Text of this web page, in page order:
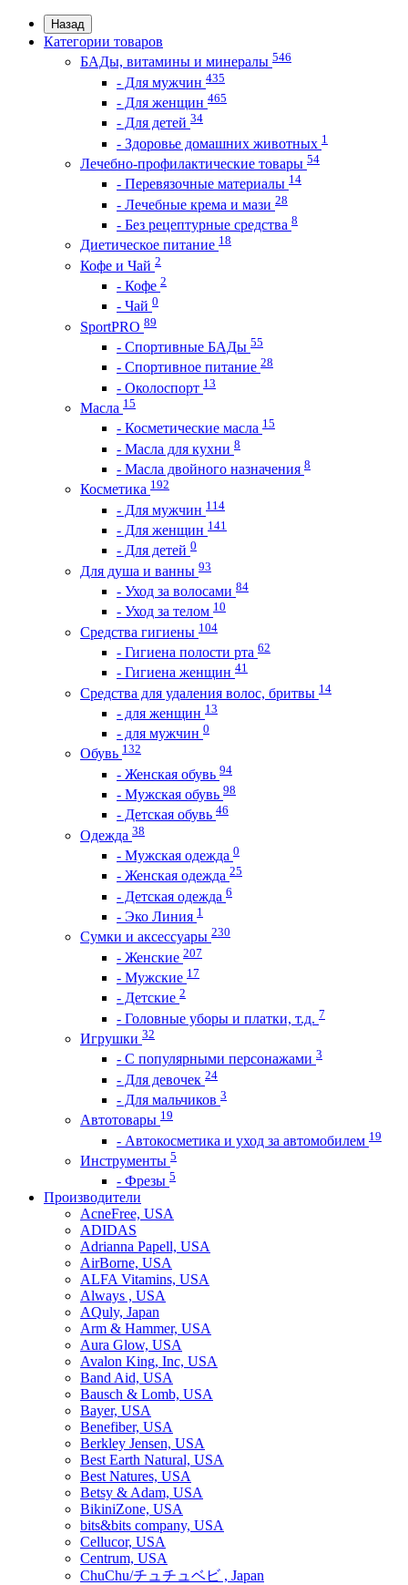
Назад
Категории товаров
БАДы, витамины и минералы 546
- Для мужчин 435
- Для женщин 465
- Для детей 34
- Здоровье домашних животных 1
Лечебно-профилактические товары 54
- Перевязочные материалы 14
- Лечебные крема и мази 28
- Без рецептурные средства 8
Диетическое питание 18
Кофе и Чай 2
- Кофе 2
- Чай 0
SportPRO 89
- Спортивные БАДы 55
- Спортивное питание 28
- Околоспорт 13
Масла 15
- Косметические масла 15
- Масла для кухни 8
- Масла двойного назначения 8
Косметика 192
- Для мужчин 114
- Для женщин 141
- Для детей 0
Для душа и ванны 93
- Уход за волосами 84
- Уход за телом 10
Средства гигиены 104
- Гигиена полости рта 62
- Гигиена женщин 41
Средства для удаления волос, бритвы 14
- для женщин 13
- для мужчин 0
Обувь 132
- Женская обувь 94
- Мужская обувь 98
- Детская обувь 46
Одежда 38
- Мужская одежда 0
- Женская одежда 25
- Детская одежда 6
- Эко Линия 1
Сумки и аксессуары 230
- Женские 207
- Мужские 17
- Детские 2
- Головные уборы и платки, т.д. 7
Игрушки 32
- С популярными персонажами 3
- Для девочек 24
- Для мальчиков 3
Автотовары 19
- Автокосметика и уход за автомобилем 19
Инструменты 5
- Фрезы 5
Производители
AcneFree, USA
ADIDAS
Adrianna Papell, USA
AirBorne, USA
ALFA Vitamins, USA
Always , USA
AQuly, Japan
Arm & Hammer, USA
Aura Glow, USA
Avalon King, Inc, USA
Band Aid, USA
Bausch & Lomb, USA
Bayer, USA
Benefiber, USA
Berkley Jensen, USA
Best Earth Natural, USA
Best Natures, USA
Betsy & Adam, USA
BikiniZone, USA
bits&bits company, USA
Cellucor, USA
Centrum, USA
ChuChu/チュチュベビ , Japan